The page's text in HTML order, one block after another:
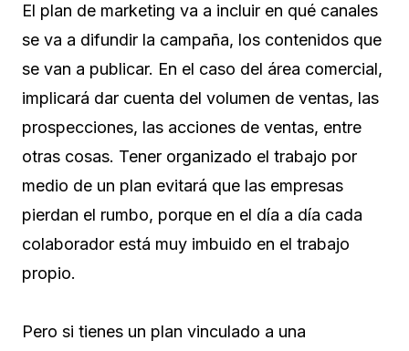
El plan de marketing va a incluir en qué canales
se va a difundir la campaña, los contenidos que
se van a publicar. En el caso del área comercial,
implicará dar cuenta del volumen de ventas, las
prospecciones, las acciones de ventas, entre
otras cosas. Tener organizado el trabajo por
medio de un plan evitará que las empresas
pierdan el rumbo, porque en el día a día cada
colaborador está muy imbuido en el trabajo
propio.
Pero si tienes un plan vinculado a una